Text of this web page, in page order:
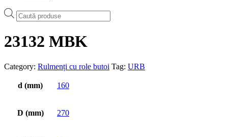
Products
search
23132 MBK
Category: Rulmenți cu role butoi Tag: URB
d (mm) 160
D (mm) 270